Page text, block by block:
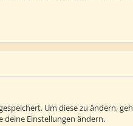
Um diese zu ändern,
deine Einstellungen ändern.